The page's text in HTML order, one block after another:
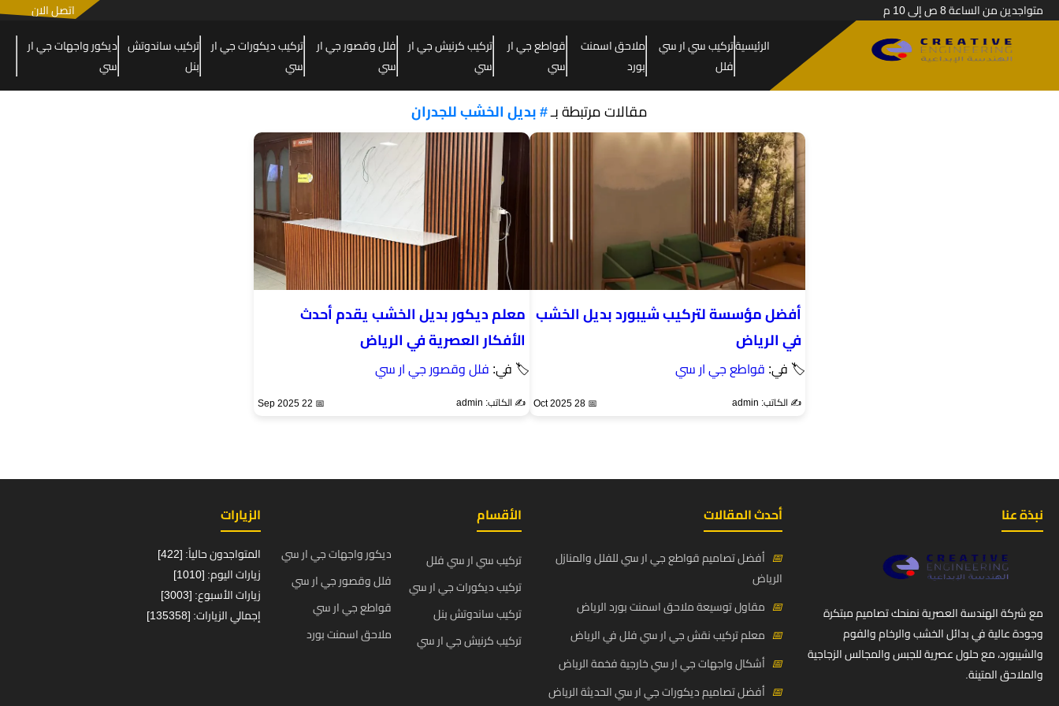
متواجدين من الساعة 8 ص إلى 10 م
اتصل الان
الرئيسيةتركيب سي ار سي
فلل
ملاحق اسمنت
بورد
قواطع جي ار
سي
تركيب كرنيش جي ار
سي
فلل وقصور جي ار
سي
تركيب ديكورات جي ار
سي
تركيب ساندوتش
بنل
ديكور واجهات جي ار
سي
مقالات مرتبطة بـ# بديل الخشب للجدران
أفضل مؤسسة لتركيب شيبورد بديل الخشب
في الرياض
🏷 في: قواطع جي ار سي
✍️ الكاتب: admin 📅 28 Oct 2025
معلم ديكور بديل الخشب يقدم أحدث
الأفكار العصرية في الرياض
🏷 في: فلل وقصور جي ار سي
✍️ الكاتب: admin 📅 22 Sep 2025
نبذة عنا
مع شركة الهندسة العصرية نمنحك تصاميم مبتكرة
وجودة عالية في بدائل الخشب والرخام والفوم
والشيبورد، مع حلول عصرية للجبس والمجالس الزجاجية
والملاحق المتينة.
أحدث المقالات
📅 أفضل تصاميم قواطع جي ار سي للفلل والمنازل
الرياض
📅 مقاول توسيعة ملاحق اسمنت بورد الرياض
📅 معلم تركيب نقش جي ار سي فلل في الرياض
📅 أشكال واجهات جي ار سي خارجية فخمة الرياض
📅 أفضل تصاميم ديكورات جي ار سي الحديثة الرياض
الأقسام
تركيب سي ار سي فلل
تركيب ديكورات جي ار سي
تركيب ساندوتش بنل
تركيب كرنيش جي ار سي
ديكور واجهات جي ار سي
فلل وقصور جي ار سي
قواطع جي ار سي
ملاحق اسمنت بورد
الزيارات
المتواجدون حالياً: [422]
زيارات اليوم: [1010]
زيارات الأسبوع: [3003]
إجمالي الزيارات: [135358]